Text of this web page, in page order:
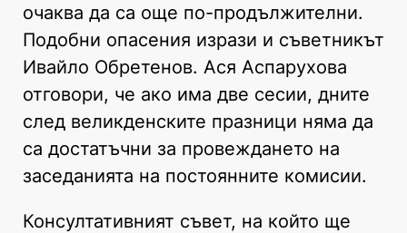
очаква да са още по-продължителни.
Подобни опасения изрази и съветникът
Ивайло Обретенов. Ася Аспарухова
отговори, че ако има две сесии, дните
след великденските празници няма да
са достатъчни за провеждането на
заседанията на постоянните комисии.
Консултативният съвет, на който ще